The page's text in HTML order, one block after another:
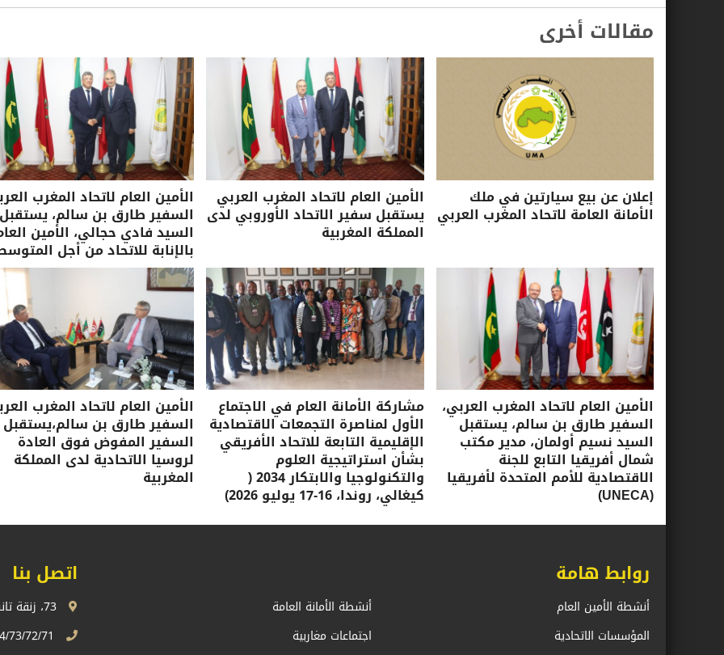
مقالات أخرى
إعلان عن بيع سيارتين في ملك
الأمانة العامة لاتحاد المغرب العربي
الأمين العام لاتحاد المغرب العربي
يستقبل سفير الاتحاد الأوروبي لدى
المملكة المغربية
الأمين العام لاتحاد المغرب
السفير طارق بن سالم، يستقبل
السيد فادي حجالي، الأمين
بالإنابة للاتحاد من أجل
الأمين العام لاتحاد المغرب العربي،
السفير طارق بن سالم، يستقبل
السيد نسيم أولمان، مدير مكتب
شمال أفريقيا التابع للجنة
الاقتصادية للأمم المتحدة لأفريقيا
(UNECA)
مشاركة الأمانة العام في الاجتماع
الأول لمناصرة التجمعات الاقتصادية
الإقليمية التابعة للاتحاد الأفريقي
بشأن استراتيجية العلوم
والتكنولوجيا والابتكار 2034 (
كيغالي، روندا، 16-17 يوليو 2026)
الأمين العام لاتحاد المغرب
السفير طارق بن سالم،يستقبل
السفير المفوض فوق العادة
لروسيا الاتحادية لدى المملكة
المغربية
روابط هامة
أنشطة الأمين العام
أنشطة الأمانة العامة
المؤسسات الاتحادية
اجتماعات مغاربية
اتصل بنا